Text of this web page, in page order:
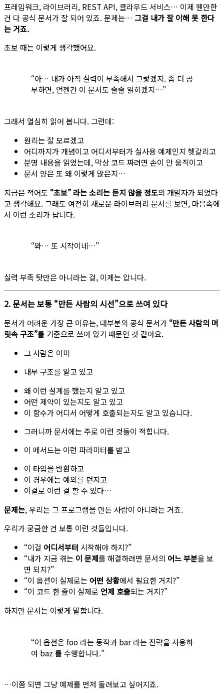
프레임워크, 라이브러리, REST API, 클라우드 서비스… 이제 웬만한
건 다 공식 문서가 잘 되어 있죠. 문제는… 그걸 내가 잘 이해 못 한다
는 거죠.
초보 때는 이렇게 생각했어요.
“아… 내가 아직 실력이 부족해서 그렇겠지. 좀 더 공
부하면, 언젠간 이 문서도 술술 읽히겠지…”
그래서 열심히 읽어 봅니다. 그런데:
원리는 잘 모르겠고
어디까지가 개념이고 어디서부터가 실사용 예제인지 헷갈리고
분명 내용을 읽었는데, 막상 코드 짜려면 손이 안 움직이고
문서 양은 또 왜 이렇게 많은지…
지금은 적어도 “초보” 라는 소리는 듣지 않을 정도의 개발자가 되었다
고 생각해요. 그래도 여전히 새로운 라이브러리 문서를 보면, 마음속에
서 이런 소리가 납니다.
“와… 또 시작이네…”
실력 부족 탓만은 아니라는 걸, 이제는 압니다.
2. 문서는 보통 “만든 사람의 시선”으로 쓰여 있다
문서가 어려운 가장 큰 이유는, 대부분의 공식 문서가 “만든 사람의 머
릿속 구조”를 기준으로 쓰여 있기 때문인 것 같아요.
그 사람은 이미
내부 구조를 알고 있고
왜 이런 설계를 했는지 알고 있고
어떤 제약이 있는지도 알고 있고
이 함수가 어디서 어떻게 호출되는지도 알고 있습니다.
그러니까 문서에는 주로 이런 것들이 적힙니다.
이 메서드는 이런 파라미터를 받고
이 타입을 반환하고
이 경우에는 예외를 던지고
이걸로 이런 걸 할 수 있다…
문제는, 우리는 그 프로그램을 만든 사람이 아니라는 거죠.
우리가 궁금한 건 보통 이런 것들입니다.
“이걸 어디서부터 시작해야 하지?”
“내가 지금 겪는 이 문제를 해결하려면 문서의 어느 부분을 보
면 되지?”
“이 옵션이 실제로는 어떤 상황에서 필요한 거지?”
“이 코드 한 줄이 실제로 언제 호출되는 거지?”
하지만 문서는 이렇게 말합니다.
“이 옵션은 foo 라는 동작과 bar 라는 전략을 사용하
여 baz 를 수행합니다.”
…이쯤 되면 그냥 예제를 먼저 돌려보고 싶어지죠.